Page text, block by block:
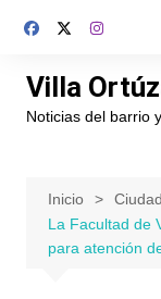
Villa
Noticias del barrio
Inicio
Ciudad
La Facultad de
para atención